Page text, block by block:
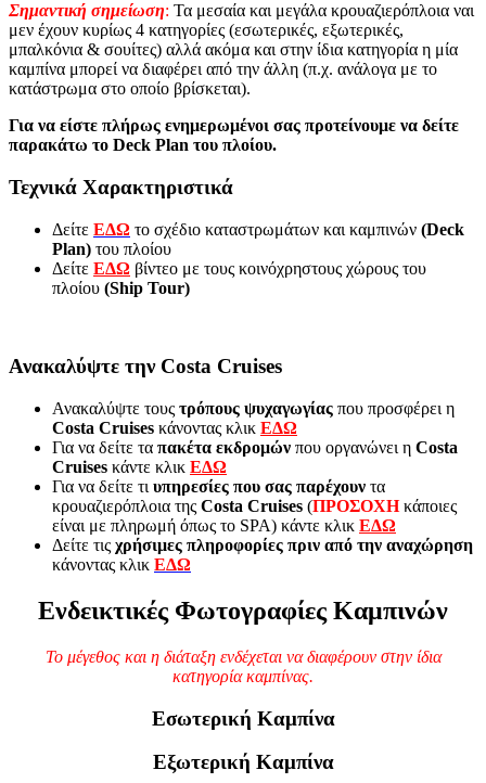
Σημαντική σημείωση: Τα μεσαία και μεγάλα κρουαζιερόπλοια ναι
μεν έχουν κυρίως 4 κατηγορίες (εσωτερικές, εξωτερικές,
μπαλκόνια & σουίτες) αλλά ακόμα και στην ίδια κατηγορία η μία
καμπίνα μπορεί να διαφέρει από την άλλη (π.χ. ανάλογα με το
κατάστρωμα στο οποίο βρίσκεται).
Για να είστε πλήρως ενημερωμένοι σας προτείνουμε να δείτε
παρακάτω το Deck Plan του πλοίου.
Τεχνικά Χαρακτηριστικά
Δείτε ΕΔΩ το σχέδιο καταστρωμάτων και καμπινών (Deck
Plan) του πλοίου
Δείτε ΕΔΩ βίντεο με τους κοινόχρηστους χώρους του
πλοίου (Ship Tour)
Ανακαλύψτε την Costa Cruises
Ανακαλύψτε τους τρόπους ψυχαγωγίας που προσφέρει η
Costa Cruises κάνοντας κλικ ΕΔΩ
Για να δείτε τα πακέτα εκδρομών που οργανώνει η Costa
Cruises κάντε κλικ ΕΔΩ
Για να δείτε τι υπηρεσίες που σας παρέχoυν τα
κρουαζιερόπλοια της Costa Cruises (ΠΡΟΣΟΧΗκάποιες
είναι με πληρωμή όπως το SPA) κάντε κλικ ΕΔΩ
Δείτε τις χρήσιμες πληροφορίες πριν από την αναχώρηση
κάνοντας κλικ ΕΔΩ
Ενδεικτικές Φωτογραφίες Καμπινών
Το μέγεθος και η διάταξη ενδέχεται να διαφέρουν στην ίδια
κατηγορία καμπίνας.
Εσωτερική Καμπίνα
Εξωτερική Καμπίνα